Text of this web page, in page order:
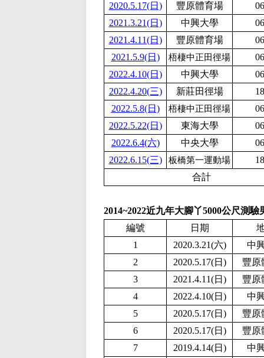
2020.5.17(日)
豐原體育場
2021.3.21(日)
中興大學
2021.4.11(日)
豐原體育場
2021.5.9(日)
梧棲中正田徑場
2022.4.10(日)
中興大學
2022.4.20(三)
新莊田徑場
2022.5.8(日)
梧棲中正田徑場
2022.5.22(日)
東海大學
2022.6.4(六)
中央大學
2022.6.15(三)
板橋第一運動場
合計
2014~2022近九年大腳丫5000公尺測驗
編號
日期
1
2020.3.21(六)
中
2
2020.5.17(日)
豐原
3
2021.4.11(日)
豐原
4
2022.4.10(日)
中
5
2020.5.17(日)
豐原
6
2020.5.17(日)
豐原
7
2019.4.14(日)
中